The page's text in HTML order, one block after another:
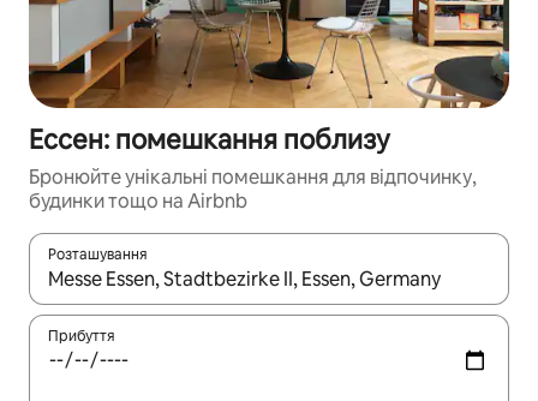
Ессен: помешкання поблизу
Бронюйте унікальні помешкання для відпочинку,
будинки тощо на Airbnb
Розташування
Отримавши результати пошуку, використовуйте для
Прибуття